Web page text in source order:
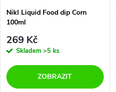
Nikl Liquid Food dip Corn
100ml
269 Kč
Skladem >5 ks
ZOBRAZIT